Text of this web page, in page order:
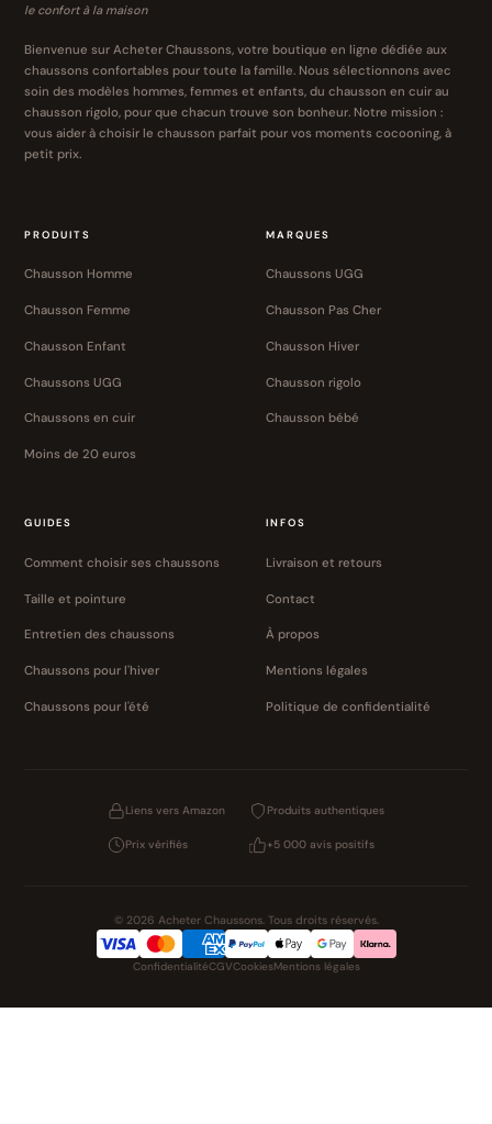
le confort à la maison
Bienvenue sur Acheter Chaussons, votre boutique en ligne dédiée aux
chaussons confortables pour toute la famille. Nous sélectionnons avec
soin des modèles hommes, femmes et enfants, du chausson en cuir au
chausson rigolo, pour que chacun trouve son bonheur. Notre mission :
vous aider à choisir le chausson parfait pour vos moments cocooning, à
petit prix.
PRODUITS
Chausson Homme
Chausson Femme
Chausson Enfant
Chaussons UGG
Chaussons en cuir
Moins de 20 euros
MARQUES
Chaussons UGG
Chausson Pas Cher
Chausson Hiver
Chausson rigolo
Chausson bébé
GUIDES
Comment choisir ses chaussons
Taille et pointure
Entretien des chaussons
Chaussons pour l'hiver
Chaussons pour l'été
INFOS
Livraison et retours
Contact
À propos
Mentions légales
Politique de confidentialité
Liens vers Amazon Produits authentiques
Prix vérifiés +5 000 avis positifs
© 2026 Acheter Chaussons. Tous droits réservés.
ConfidentialitéCGVCookiesMentions légales